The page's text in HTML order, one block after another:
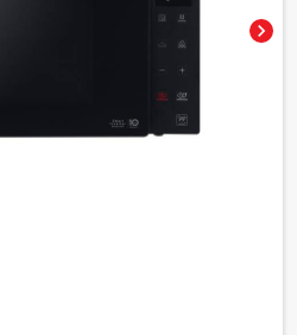
chevron_right